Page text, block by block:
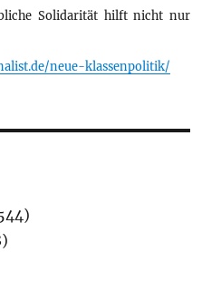
Solidarität hilft nicht nur
neue-klassenpolitik/